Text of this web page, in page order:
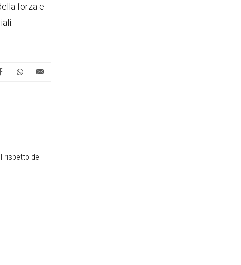
forza e
rispetto del